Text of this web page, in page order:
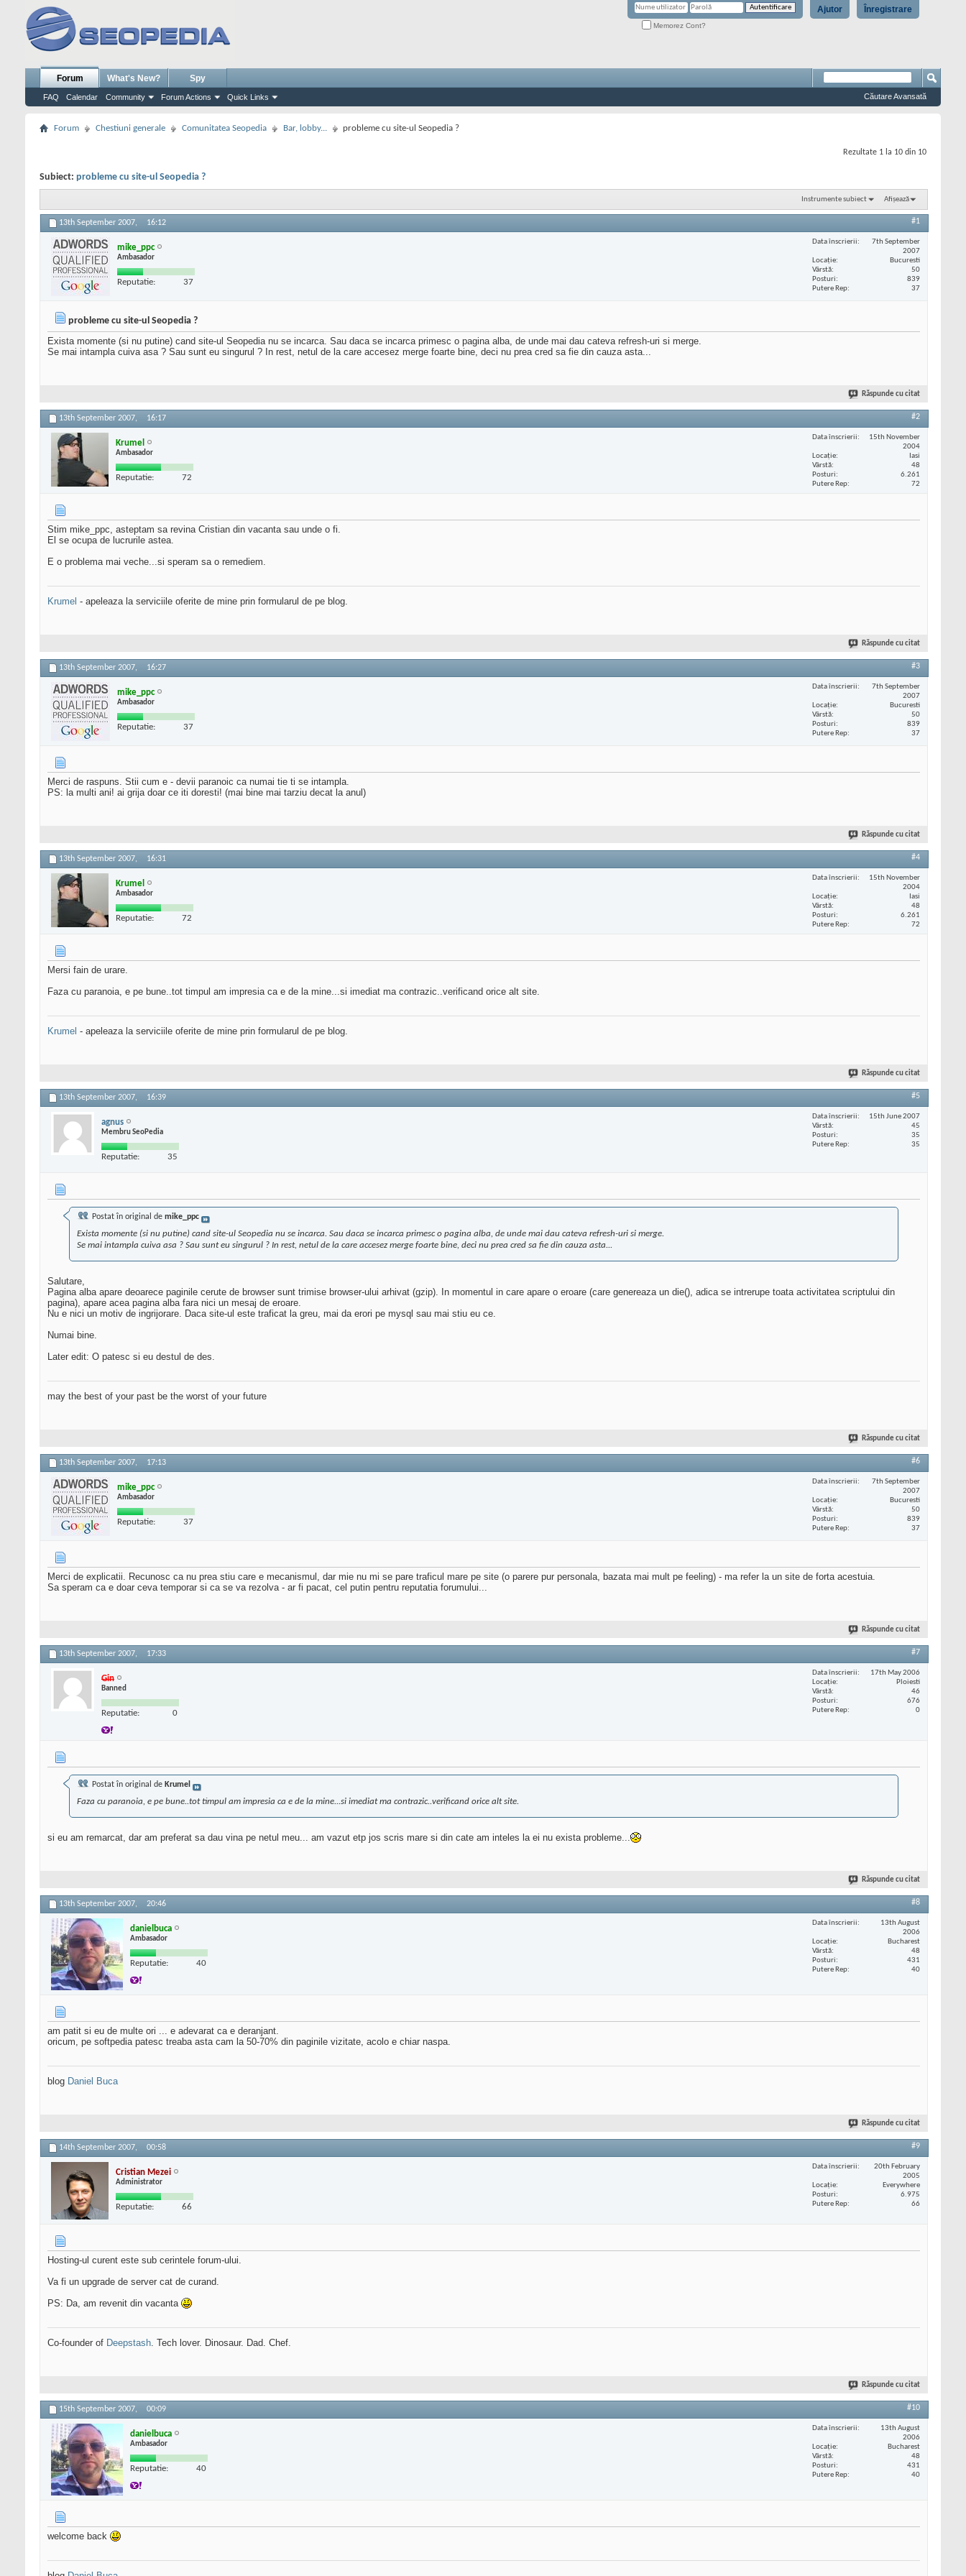
Înregistrare
Ajutor
Memorez Cont?
Forum
FAQ Calendar Community Forum Actions Quick Links
What's New? Spy
Căutare Avansată
Forum Chestiuni generale Comunitatea Seopedia Bar, lobby... probleme cu site-ul Seopedia ?
Rezultate 1 la 10 din 10
Subiect: probleme cu site-ul Seopedia ?
Instrumente subiect Afișează
13th September 2007, 16:12 #1
mike_ppc
Ambasador
Reputatie: 37
Data înscrierii
7th September
2007
Locaţie
Bucuresti
Vârstă
50
Posturi
839
Putere Rep
37
probleme cu site-ul Seopedia ?
Exista momente (si nu putine) cand site-ul Seopedia nu se incarca. Sau daca se incarca primesc o pagina alba, de unde mai dau cateva refresh-uri si merge.
Se mai intampla cuiva asa ? Sau sunt eu singurul ? In rest, netul de la care accesez merge foarte bine, deci nu prea cred sa fie din cauza asta...
Răspunde cu citat
13th September 2007, 16:17 #2
Krumel
Ambasador
Reputatie: 72
Data înscrierii
15th November
2004
Locaţie
Iasi
Vârstă
48
Posturi
6.261
Putere Rep
72
Stim mike_ppc, asteptam sa revina Cristian din vacanta sau unde o fi.
El se ocupa de lucrurile astea.
E o problema mai veche...si speram sa o remediem.
Krumel - apeleaza la serviciile oferite de mine prin formularul de pe blog.
Răspunde cu citat
13th September 2007, 16:27 #3
mike_ppc
Ambasador
Reputatie: 37
Data înscrierii
7th September
2007
Locaţie
Bucuresti
Vârstă
50
Posturi
839
Putere Rep
37
Merci de raspuns. Stii cum e - devii paranoic ca numai tie ti se intampla.
PS: la multi ani! ai grija doar ce iti doresti! (mai bine mai tarziu decat la anul)
Răspunde cu citat
13th September 2007, 16:31 #4
Krumel
Ambasador
Reputatie: 72
Data înscrierii
15th November
2004
Locaţie
Iasi
Vârstă
48
Posturi
6.261
Putere Rep
72
Mersi fain de urare.
Faza cu paranoia, e pe bune..tot timpul am impresia ca e de la mine...si imediat ma contrazic..verificand orice alt site.
Krumel - apeleaza la serviciile oferite de mine prin formularul de pe blog.
Răspunde cu citat
13th September 2007, 16:39 #5
agnus
Membru SeoPedia
Reputatie: 35
Data înscrierii
15th June 2007
Vârstă
45
Posturi
35
Putere Rep
35
Postat în original de mike_ppc
Exista momente (si nu putine) cand site-ul Seopedia nu se incarca. Sau daca se incarca primesc o pagina alba, de unde mai dau cateva refresh-uri si merge.
Se mai intampla cuiva asa ? Sau sunt eu singurul ? In rest, netul de la care accesez merge foarte bine, deci nu prea cred sa fie din cauza asta...
Salutare,
Pagina alba apare deoarece paginile cerute de browser sunt trimise browser-ului arhivat (gzip). In momentul in care apare o eroare (care genereaza un die(), adica se intrerupe toata activitatea scriptului din
pagina), apare acea pagina alba fara nici un mesaj de eroare.
Nu e nici un motiv de ingrijorare. Daca site-ul este traficat la greu, mai da erori pe mysql sau mai stiu eu ce.
Numai bine.
Later edit: O patesc si eu destul de des.
may the best of your past be the worst of your future
Răspunde cu citat
13th September 2007, 17:13 #6
mike_ppc
Ambasador
Reputatie: 37
Data înscrierii
7th September
2007
Locaţie
Bucuresti
Vârstă
50
Posturi
839
Putere Rep
37
Merci de explicatii. Recunosc ca nu prea stiu care e mecanismul, dar mie nu mi se pare traficul mare pe site (o parere pur personala, bazata mai mult pe feeling) - ma refer la un site de forta acestuia.
Sa speram ca e doar ceva temporar si ca se va rezolva - ar fi pacat, cel putin pentru reputatia forumului...
Răspunde cu citat
13th September 2007, 17:33 #7
Gin
Banned
Reputatie: 0
Data înscrierii
17th May 2006
Locaţie
Ploiesti
Vârstă
46
Posturi
676
Putere Rep
0
Postat în original de Krumel
Faza cu paranoia, e pe bune..tot timpul am impresia ca e de la mine...si imediat ma contrazic..verificand orice alt site.
si eu am remarcat, dar am preferat sa dau vina pe netul meu... am vazut etp jos scris mare si din cate am inteles la ei nu exista probleme...
Răspunde cu citat
13th September 2007, 20:46 #8
danielbuca
Ambasador
Reputatie: 40
Data înscrierii
13th August
2006
Locaţie
Bucharest
Vârstă
48
Posturi
431
Putere Rep
40
am patit si eu de multe ori ... e adevarat ca e deranjant.
oricum, pe softpedia patesc treaba asta cam la 50-70% din paginile vizitate, acolo e chiar naspa.
blog Daniel Buca
Răspunde cu citat
14th September 2007, 00:58 #9
Cristian Mezei
Administrator
Reputatie: 66
Data înscrierii
20th February
2005
Locaţie
Everywhere
Posturi
6.975
Putere Rep
66
Hosting-ul curent este sub cerintele forum-ului.
Va fi un upgrade de server cat de curand.
PS: Da, am revenit din vacanta
Co-founder of Deepstash. Tech lover. Dinosaur. Dad. Chef.
Răspunde cu citat
15th September 2007, 00:09 #10
danielbuca
Ambasador
Reputatie: 40
Data înscrierii
13th August
2006
Locaţie
Bucharest
Vârstă
48
Posturi
431
Putere Rep
40
welcome back